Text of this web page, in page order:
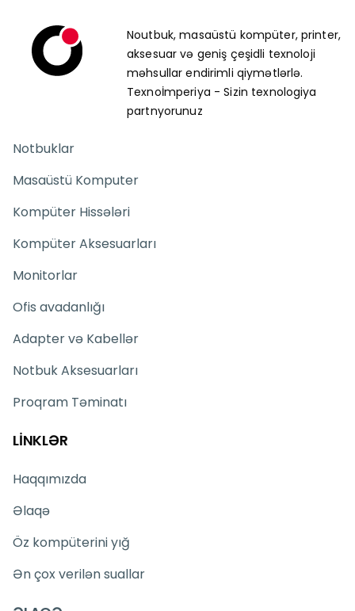
Noutbuk, masaüstü kompüter, printer,
aksesuar və geniş çeşidli texnoloji
məhsullar endirimli qiymətlərlə.
Texnoİmperiya - Sizin texnologiya
partnyorunuz
Notbuklar
Masaüstü Komputer
Kompüter Hissələri
Kompüter Aksesuarları
Monitorlar
Ofis avadanlığı
Adapter və Kabellər
Notbuk Aksesuarları
Proqram Təminatı
LİNKLƏR
Haqqımızda
Əlaqə
Öz kompüterini yığ
Ən çox verilən suallar